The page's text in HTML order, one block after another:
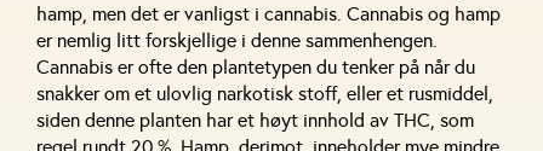
hamp, men det er vanligst i cannabis. Cannabis og hamp
er nemlig litt forskjellige i denne sammenhengen.
Cannabis er ofte den plantetypen du tenker på når du
snakker om et ulovlig narkotisk stoff, eller et rusmiddel,
siden denne planten har et høyt innhold av THC, som